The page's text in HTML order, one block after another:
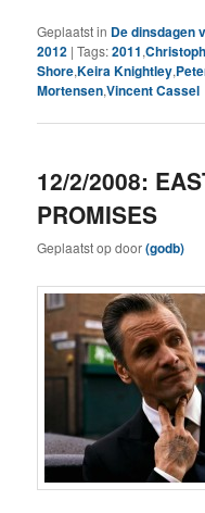
Geplaatst in De dinsdagen
2012 |Tags:2011,
Shore,Keira Knightley,
Mortensen,Vincent Cassel
12/2/2008:
PROMISES
Geplaatst opdoor(godb)